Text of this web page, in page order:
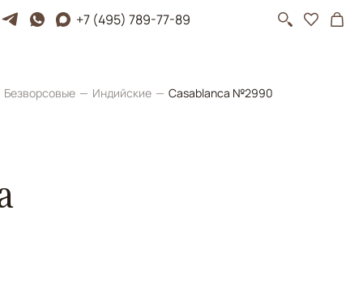
+7 (495) 789-77-89
Безворсовые Индийские Casablanca №2990